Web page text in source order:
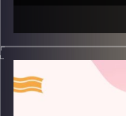
אלדר ביכלר